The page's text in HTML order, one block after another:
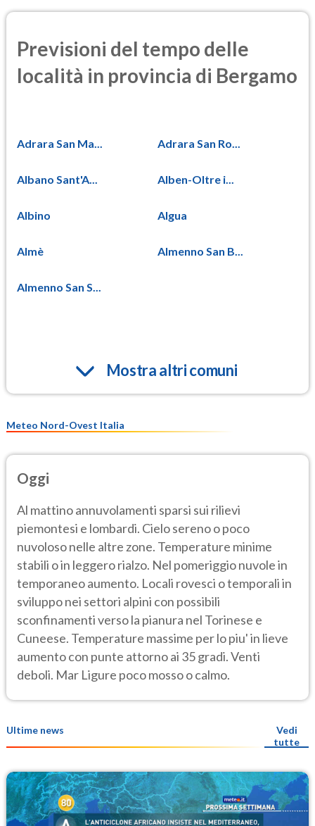
Previsioni del tempo delle
località in provincia di Bergamo
Adrara San Ma... Adrara San Ro...
Albano Sant'A... Alben-Oltre i...
Albino Algua
Almè Almenno San B...
Almenno San S...
Mostra altri comuni
Meteo Nord-Ovest Italia
Oggi
Al mattino annuvolamenti sparsi sui rilievi
piemontesi e lombardi. Cielo sereno o poco
nuvoloso nelle altre zone. Temperature minime
stabili o in leggero rialzo. Nel pomeriggio nuvole in
temporaneo aumento. Locali rovesci o temporali in
sviluppo nei settori alpini con possibili
sconfinamenti verso la pianura nel Torinese e
Cuneese. Temperature massime per lo piu' in lieve
aumento con punte attorno ai 35 gradi. Venti
deboli. Mar Ligure poco mosso o calmo.
Ultime news
Vedi
tutte